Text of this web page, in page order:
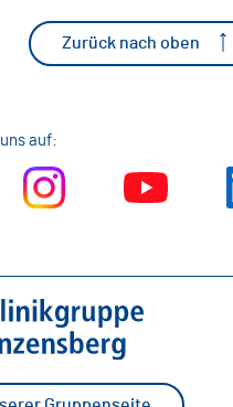
auf:
Zurück nach oben